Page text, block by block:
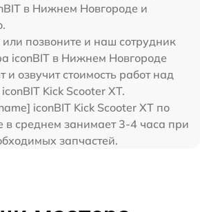
в Нижнем Новгороде и
позвоните и наш сотрудник
iconBIT в Нижнем Новгороде
и озвучит стоимость работ над
Kick Scooter XT.
iconBIT Kick Scooter XT по
в среднем занимает 3-4 часа при
запчастей.